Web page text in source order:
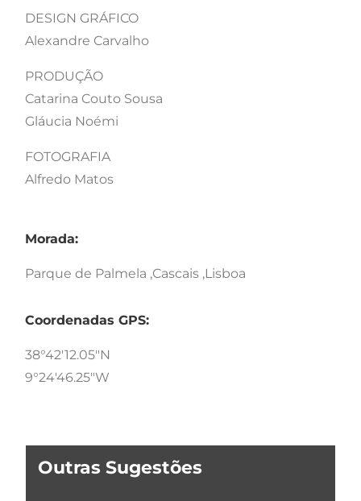
DESIGN GRÁFICO
Alexandre Carvalho
PRODUÇÃO
Catarina Couto Sousa
Gláucia Noémi
FOTOGRAFIA
Alfredo Matos
Morada:
Parque de Palmela ,Cascais ,Lisboa
Coordenadas GPS:
38°42'12.05"N
9°24'46.25"W
Outras Sugestões